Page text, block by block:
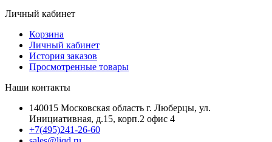
Личный кабинет
Корзина
Личный кабинет
История заказов
Просмотренные товары
Наши контакты
140015 Московская область г. Люберцы, ул.
Инициативная, д.15, корп.2 офис 4
+7(495)241-26-60